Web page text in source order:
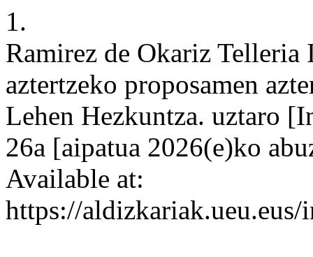
1.
Ramirez de Okariz
aztertzeko proposamen
Lehen Hezkuntza. uztaro
26a [aipatua 2026(e)ko
Available at:
https://